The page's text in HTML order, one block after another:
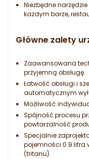
Niezbędne
każdym barze,
Główne zalety
Zaawansowana
przyjemną obsługę.
Łatwość obsługi i
automatycznym
Możliwość
Spójność procesu
powtarzalność
Specjalnie
pojemności 0.9 litra
(tritanu).